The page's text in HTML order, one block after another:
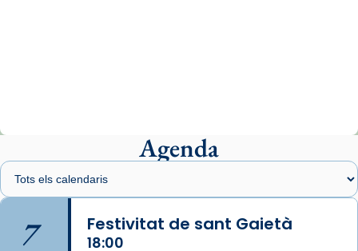
Arquebisbat de Barcelona
1 week ago
Memòria de les santes Juliana i
Semproniana, verges i màrtirs.
Acompanyant la història de sant Cugat, a
Agenda
7 Festivitat de sant Gaietà
18:00